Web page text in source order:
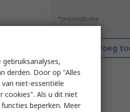
*prijsindicatie
Voeg
derden. Door op "Alles
niet-essentiële
cookies". Als u dit niet
beperken. Meer